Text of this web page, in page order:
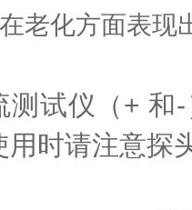
老化方面表现
测试仪（+ 和
用时请注意探